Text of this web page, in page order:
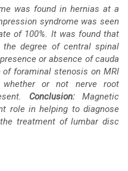
was found in hernias at a
syndrome was seen
of 100%. It was found that
degree of central spinal
or absence of cauda
of foraminal stenosis on MRI
or not nerve root
Conclusion:Magnetic
role in helping to diagnose
treatment of lumbar disc